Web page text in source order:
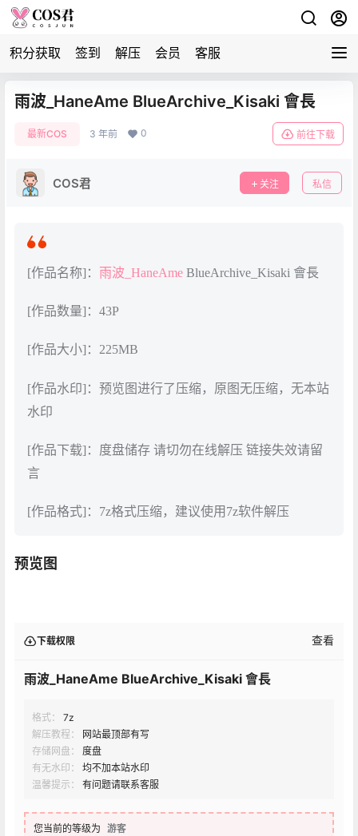
积分获取 签到 解压 会员 客服
雨波_HaneAme BlueArchive_Kisaki 會長
最新COS 3 年前 0 前往下载
COS君 关注 私信
[作品名称]： 雨波_HaneAme BlueArchive_Kisaki 會長
[作品数量]：43P
[作品大小]：225MB
[作品水印]：预览图进行了压缩，原图无压缩，无本站
水印
[作品下载]：度盘储存 请切勿在线解压 链接失效请留
言
[作品格式]：7z格式压缩，建议使用7z软件解压
预览图
下载权限 查看
雨波_HaneAme BlueArchive_Kisaki 會長
格式：
7z
解压教程：
网站最顶部有写
存储网盘：
度盘
有无水印：
均不加本站水印
温馨提示：
有问题请联系客服
您当前的等级为 游客